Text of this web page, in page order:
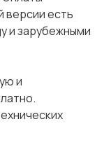
версии есть
и зарубежными
и